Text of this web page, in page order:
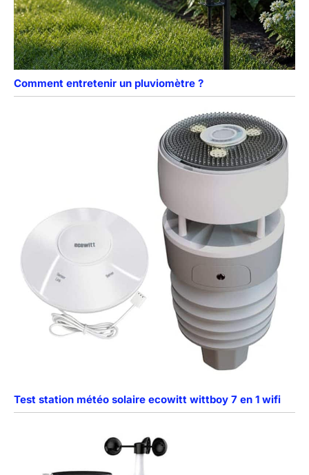
Comment entretenir un pluviomètre ?
Test station météo solaire ecowitt wittboy 7 en 1 wifi